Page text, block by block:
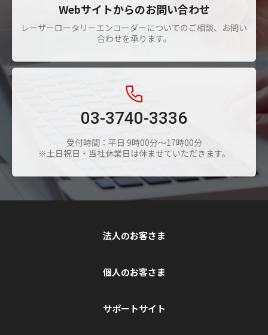
Webサイトからのお問い合わせ
レーザーロータリーエンコーダーについてのご相談、お問い
合わせを承ります。
03-3740-3336
受付時間：平日 9時00分～17時00分
※土日祝日・当社休業日は休ませていただきます。
法人のお客さま
個人のお客さま
サポートサイト